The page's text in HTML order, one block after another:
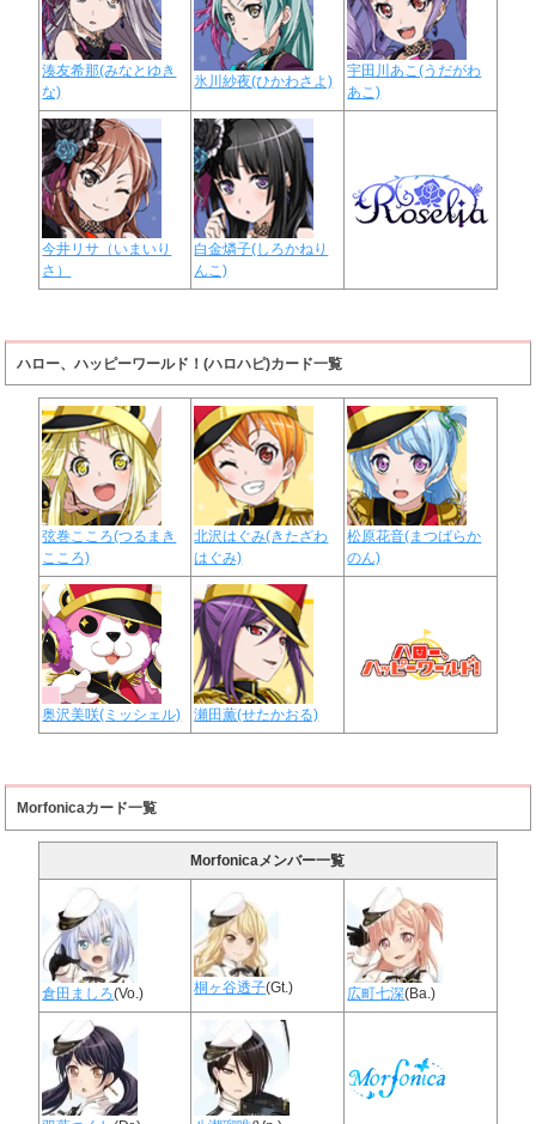
湊友希那(みなとゆき
な)
氷川紗夜(ひかわさよ)
宇田川あこ(うだがわ
あこ)
今井リサ（いまいり
さ）
白金燐子(しろかねり
んこ)
ハロー、ハッピーワールド！(ハロハピ)カード一覧
弦巻こころ(つるまき
こころ)
北沢はぐみ(きたざわ
はぐみ)
松原花音(まつばらか
のん)
奥沢美咲(ミッシェル) 瀬田薫(せたかおる)
Morfonicaカード一覧
Morfonicaメンバー一覧
倉田ましろ(Vo.) 桐ヶ谷透子(Gt.) 広町七深(Ba.)